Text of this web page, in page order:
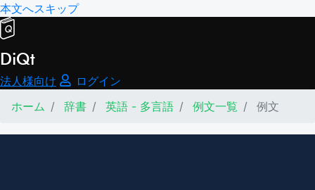
本文へスキップ
DiQt
法人様向け
ログイン
ホーム
辞書 英語 - 多言語 例文一覧 例文